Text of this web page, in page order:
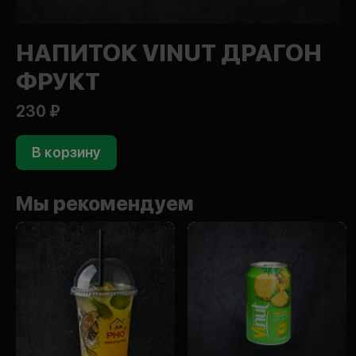
НАПИТОК VINUT ДРАГОН
ФРУКТ
230 ₽
В корзину
Мы рекомендуем